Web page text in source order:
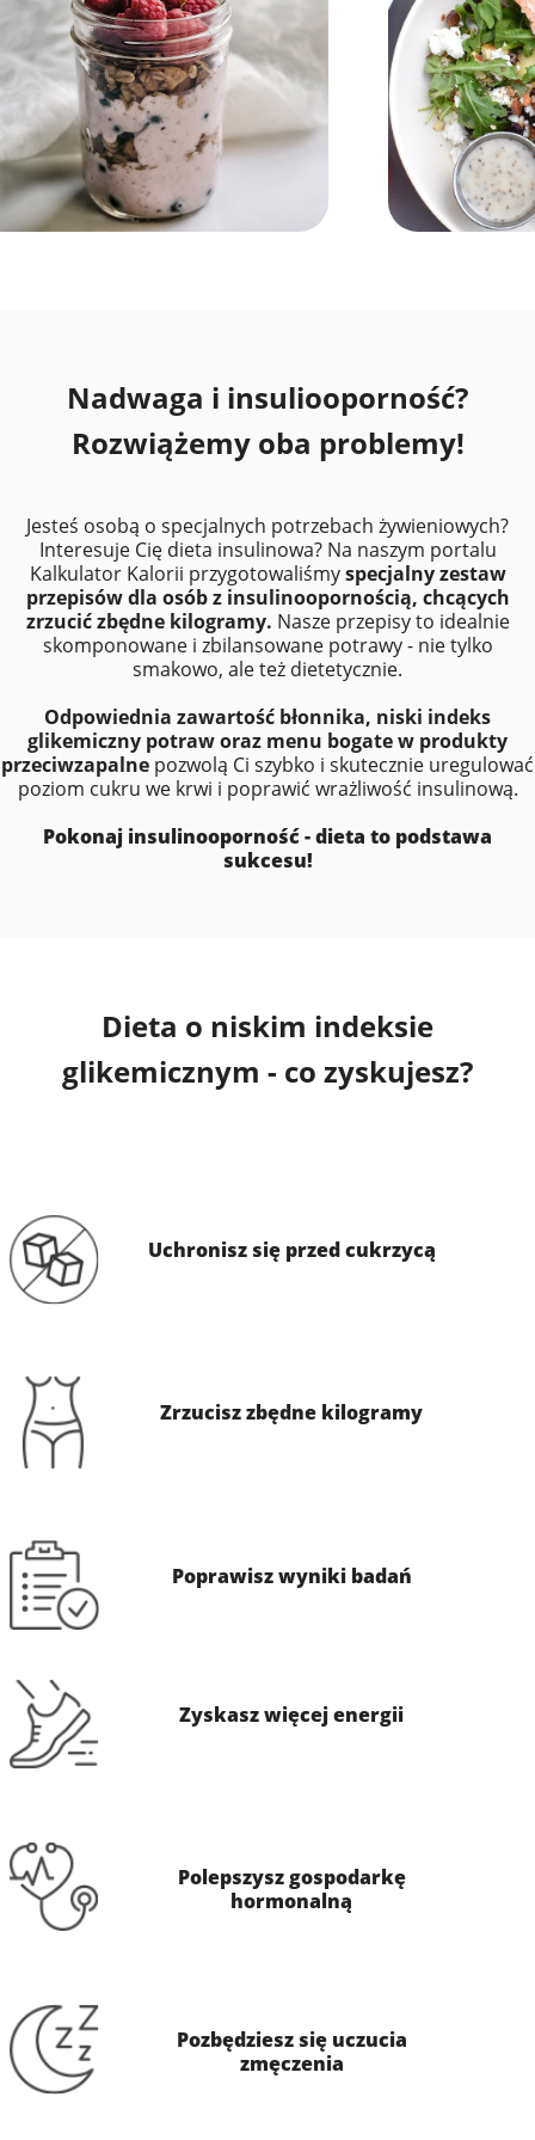
Nadwaga i insuliooporność?
Rozwiążemy oba problemy!
Jesteś osobą o specjalnych potrzebach żywieniowych?
Interesuje Cię dieta insulinowa? Na naszym portalu
Kalkulator Kalorii przygotowaliśmyspecjalny zestaw
przepisów dla osób z insulinoopornością, chcących
zrzucić zbędne kilogramy. Nasze przepisy to idealnie
skomponowane i zbilansowane potrawy - nie tylko
smakowo, ale też dietetycznie.
Odpowiednia zawartość błonnika, niski indeks
glikemiczny potraw oraz menu bogate w produkty
przeciwzapalne pozwolą Ci szybko i skutecznie uregulować
poziom cukru we krwi i poprawić wrażliwość insulinową.
Pokonaj insulinooporność - dieta to podstawa
sukcesu!
Dieta o niskim indeksie
glikemicznym - co zyskujesz?
Uchronisz się przed cukrzycą
Zrzucisz zbędne kilogramy
Poprawisz wyniki badań
Zyskasz więcej energii
Polepszysz gospodarkę
hormonalną
Pozbędziesz się uczucia
zmęczenia